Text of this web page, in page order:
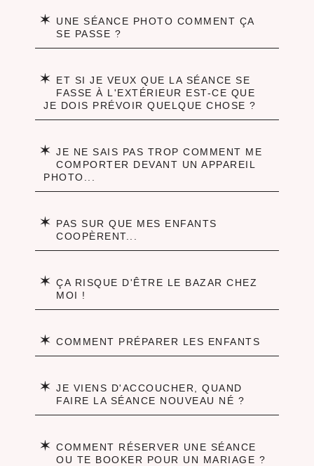
✶
UNE SÉANCE PHOTO COMMENT ÇA
SE PASSE ?
✶
ET SI JE VEUX QUE LA SÉANCE SE
FASSE À L'EXTÉRIEUR EST-CE QUE
JE DOIS PRÉVOIR QUELQUE CHOSE ?
✶ JE NE SAIS PAS TROP COMMENT ME
COMPORTER DEVANT UN APPAREIL
PHOTO...
✶
PAS SUR QUE MES ENFANTS
COOPÈRENT...
✶ ÇA RISQUE D'ÊTRE LE BAZAR CHEZ
MOI !
✶ COMMENT PRÉPARER LES ENFANTS
✶ JE VIENS D'ACCOUCHER, QUAND
FAIRE LA SÉANCE NOUVEAU NÉ ?
✶ COMMENT RÉSERVER UNE SÉANCE
OU TE BOOKER POUR UN MARIAGE ?